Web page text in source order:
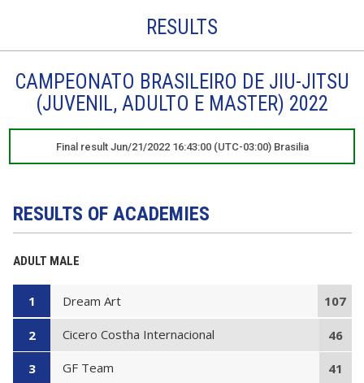
RESULTS
CAMPEONATO BRASILEIRO DE JIU-JITSU
(JUVENIL, ADULTO E MASTER) 2022
Final result Jun/21/2022 16:43:00 (UTC-03:00) Brasilia
RESULTS OF ACADEMIES
ADULT MALE
1 Dream Art 107
2 Cicero Costha Internacional 46
3 GF Team 41